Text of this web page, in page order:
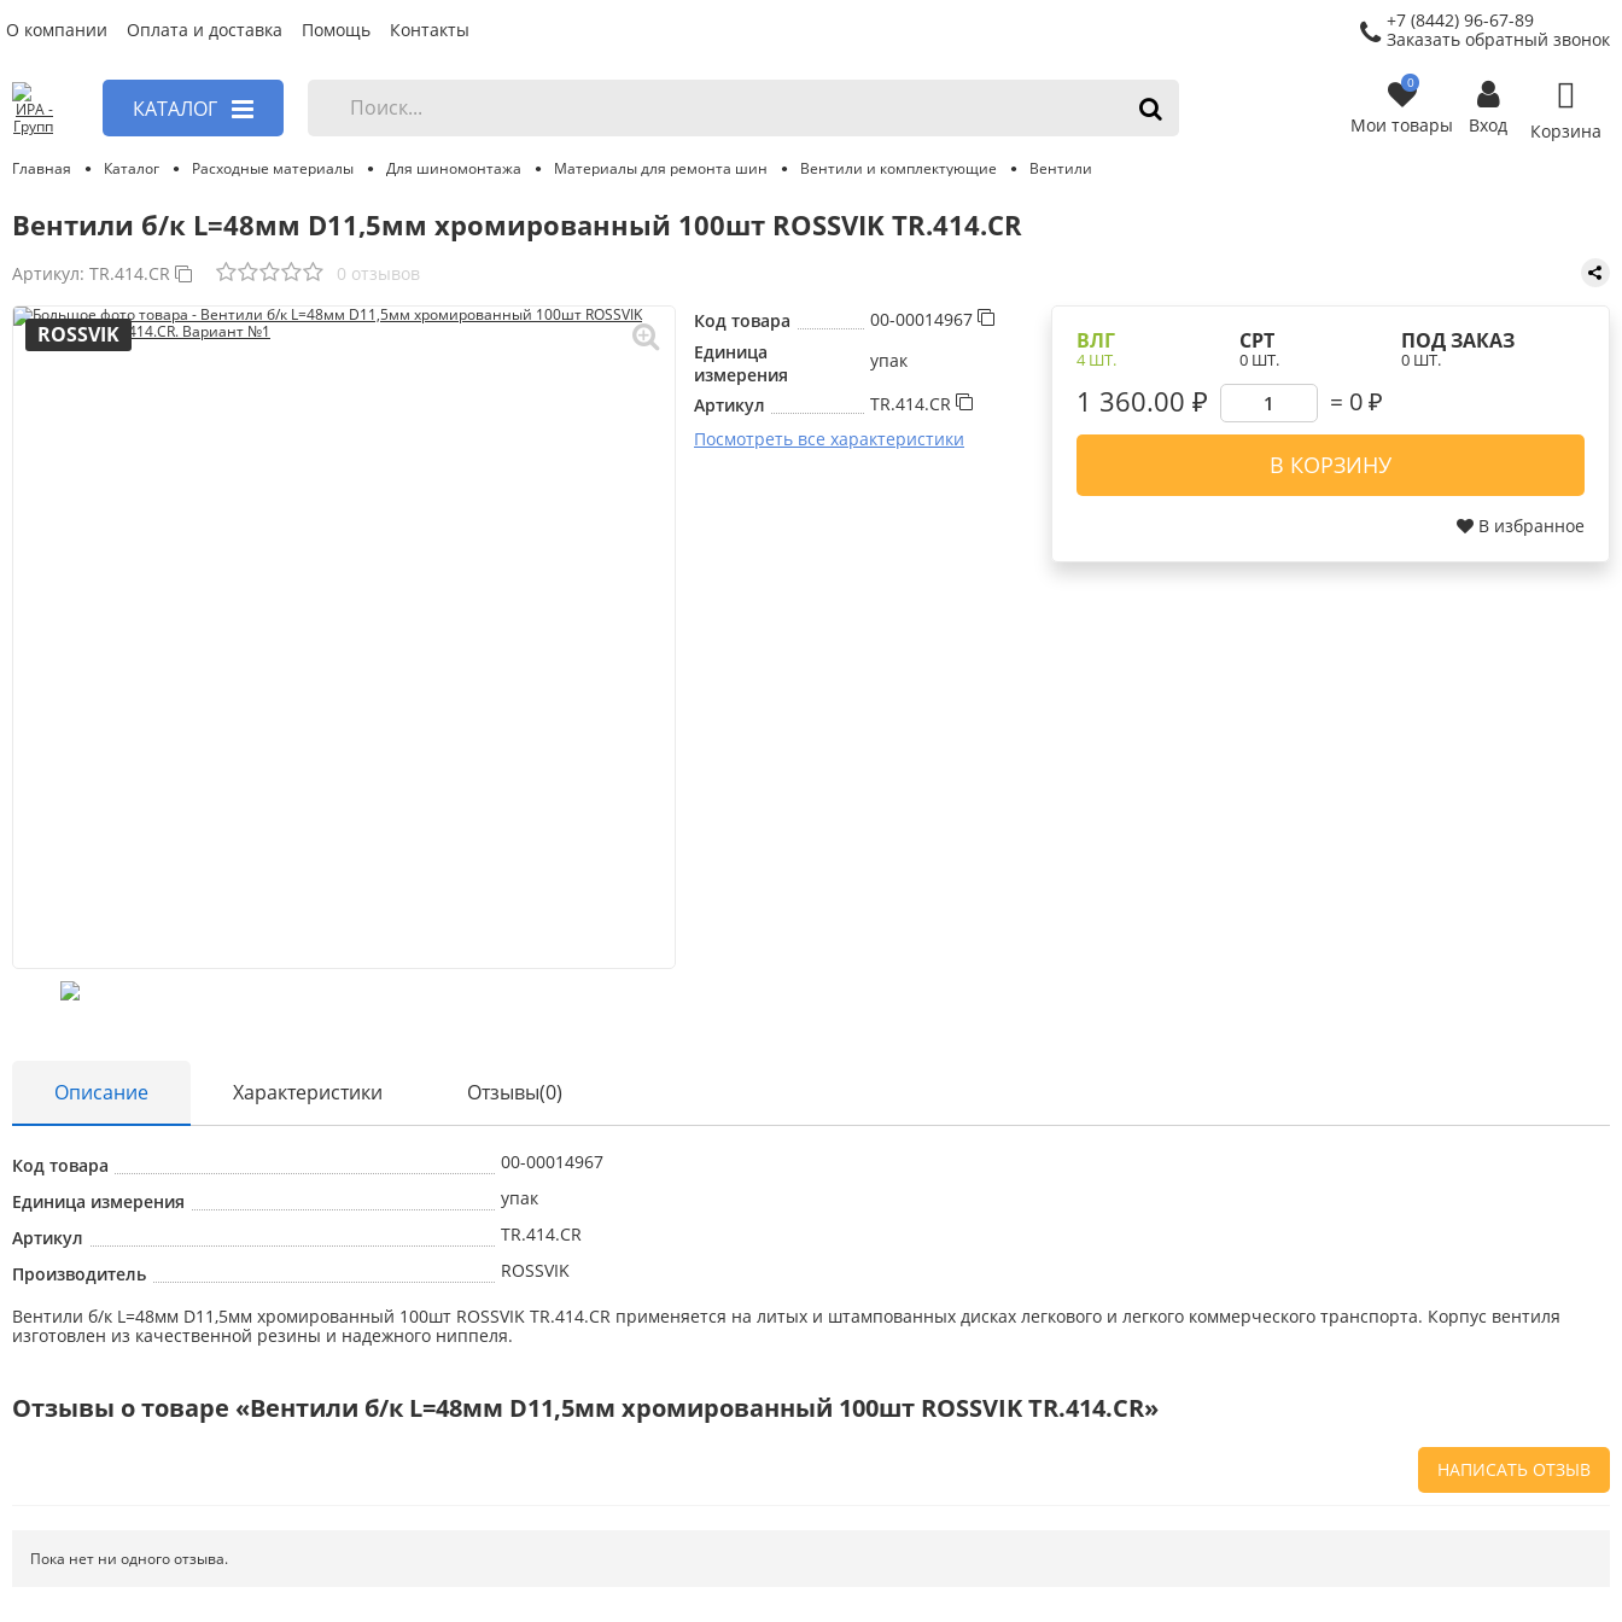
О компании Оплата и доставка Помощь Контакты
+7 (8442) 96-67-89
Заказать обратный звонок
КАТАЛОГ
Инструменты и оборудование
Электроинструмент
Клининг
Оборудование
Новые товары
0
Мои товары Вход Корзина
Главная Каталог Расходные материалы Для шиномонтажа Материалы для ремонта шин Вентили и комплектующие Вентили
Вентили б/к L=48мм D11,5мм хромированный 100шт ROSSVIK TR.414.CR
Артикул: TR.414.CR 0 отзывов
ROSSVIK
Код товара
00-00014967
Единица
измерения
упак
Артикул
TR.414.CR
Посмотреть все характеристики
ВЛГ
4 ШТ.
СРТ
0 ШТ.
ПОД ЗАКАЗ
0 ШТ.
1 360.00 ₽ 0₽
В КОРЗИНУ
В избранное
Описание Характеристики Отзывы(0)
Код товара
00-00014967
Единица измерения
упак
Артикул
TR.414.CR
Производитель
ROSSVIK
Вентили б/к L=48мм D11,5мм хромированный 100шт ROSSVIK TR.414.CR применяется на литых и штампованных дисках легкового и легкого коммерческого транспорта. Корпус вентиля
изготовлен из качественной резины и надежного ниппеля.
Отзывы о товаре «Вентили б/к L=48мм D11,5мм хромированный 100шт ROSSVIK TR.414.CR»
НАПИСАТЬ ОТЗЫВ
Пока нет ни одного отзыва.